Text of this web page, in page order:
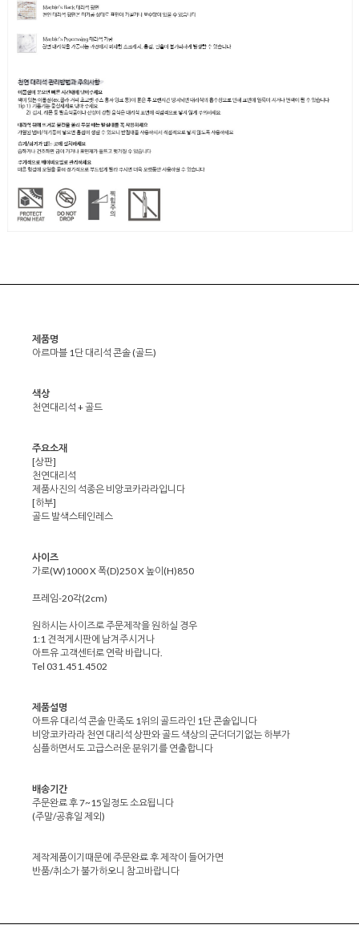
제품명
아르마블 1단 대리석 콘솔 (골드)
색상
천연대리석 + 골드
주요소재
[상판]
천연대리석
제품사진의 석종은 비앙코카라라입니다
[하부]
골드 발색스테인레스
사이즈
가로(W)1000 X 폭(D)250 X 높이(H)850
프레임-20각(2cm)
원하시는 사이즈로 주문제작을 원하실 경우
1:1 견적게시판에 남겨주시거나
아트유 고객센터로 연락 바랍니다.
Tel 031.451.4502
제품설명
아트유 대리석 콘솔 만족도 1위의 골드라인 1단 콘솔입니다
비앙코카라라 천연 대리석 상판와 골드 색상의 군더더기없는 하부가
심플하면서도 고급스러운 분위기를 연출합니다
배송기간
주문완료 후 7~15일정도 소요됩니다
(주말/공휴일 제외)
제작제품이기때문에 주문완료 후 제작이 들어가면
반품/취소가 불가하오니 참고바랍니다